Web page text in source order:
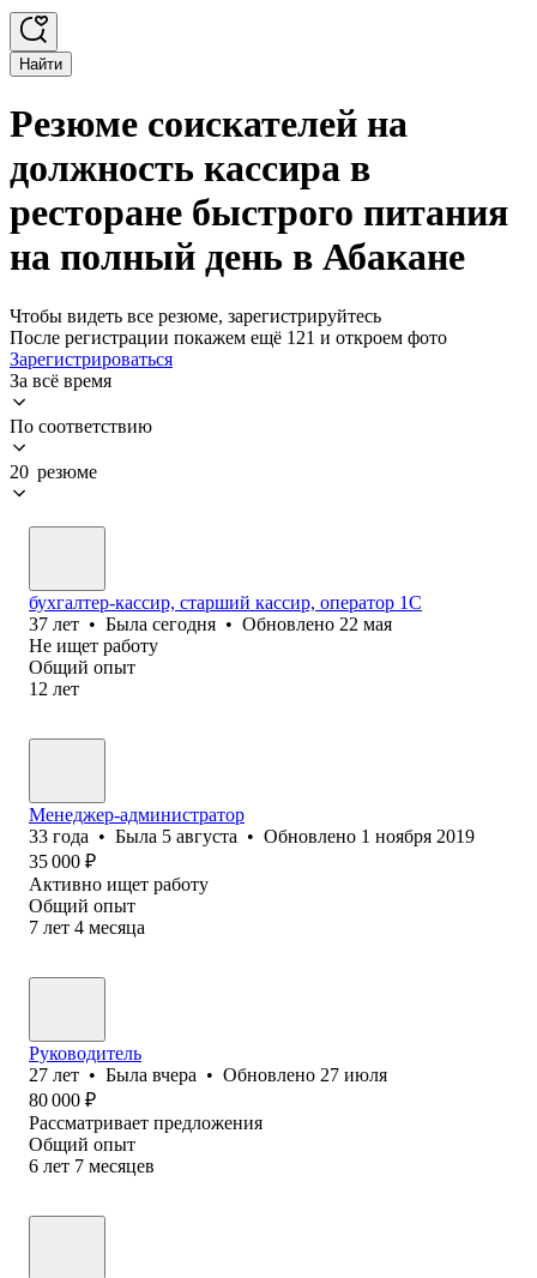
Найти
Резюме соискателей на
должность кассира в
ресторане быстрого питания
на полный день в Абакане
Чтобы видеть все резюме, зарегистрируйтесь
После регистрации покажем ещё 121 и откроем фото
Зарегистрироваться
За всё время
По соответствию
20 резюме
бухгалтер-кассир, старший кассир, оператор 1С
37 лет • Была сегодня • Обновлено 22 мая
Не ищет работу
Общий опыт
12 лет
Менеджер-администратор
33 года • Была 5 августа • Обновлено 1 ноября 2019
35 000 ₽
Активно ищет работу
Общий опыт
7 лет 4 месяца
Руководитель
27 лет • Была вчера • Обновлено 27 июля
80 000 ₽
Рассматривает предложения
Общий опыт
6 лет 7 месяцев